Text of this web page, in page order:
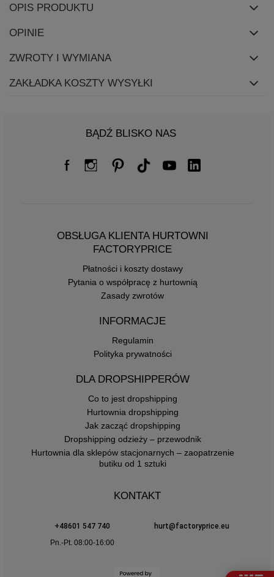
OPIS PRODUKTU
OPINIE
ZWROTY I WYMIANA
ZAKŁADKA KOSZTY WYSYŁKI
BĄDŹ BLISKO NAS
OBSŁUGA KLIENTA HURTOWNI
FACTORYPRICE
Płatności i koszty dostawy
Pytania o współpracę z hurtownią
Zasady zwrotów
INFORMACJE
Regulamin
Polityka prywatności
DLA DROPSHIPPERÓW
Co to jest dropshipping
Hurtownia dropshipping
Jak zacząć dropshipping
Dropshipping odzieży – przewodnik
Hurtownia dla sklepów stacjonarnych – zaopatrzenie
butiku od 1 sztuki
KONTAKT
+48601 547 740
hurt@factoryprice.eu
Pn.-Pt. 08:00-16:00